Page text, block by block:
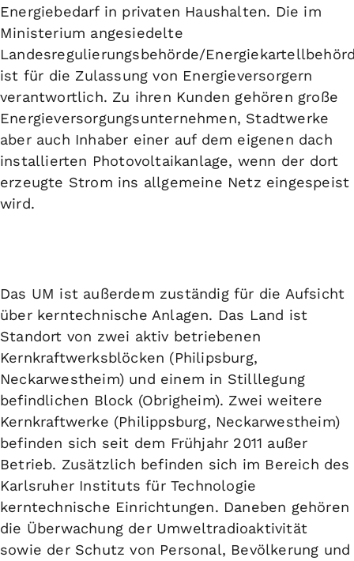
Energiebedarf in privaten Haushalten. Die im
Ministerium angesiedelte
Landesregulierungsbehörde/
ist für die Zulassung von Energieversorgern
verantwortlich. Zu ihren Kunden gehören große
Energieversorgungsunternehmen, Stadtwerke
aber auch Inhaber einer auf dem eigenen dach
installierten Photovoltaikanlage, wenn der dort
erzeugte Strom ins allgemeine Netz eingespeist
wird.
Das UM ist außerdem zuständig für die Aufsicht
über kerntechnische Anlagen. Das Land ist
Standort von zwei aktiv betriebenen
Kernkraftwerksblöcken (Philipsburg,
Neckarwestheim) und einem in Stilllegung
befindlichen Block (Obrigheim). Zwei weitere
Kernkraftwerke (Philippsburg, Neckarwestheim)
befinden sich seit dem Frühjahr 2011 außer
Betrieb. Zusätzlich befinden sich im Bereich des
Karlsruher Instituts für Technologie
kerntechnische Einrichtungen. Daneben gehören
die Überwachung der Umweltradioaktivität
sowie der Schutz von Personal, Bevölkerung und